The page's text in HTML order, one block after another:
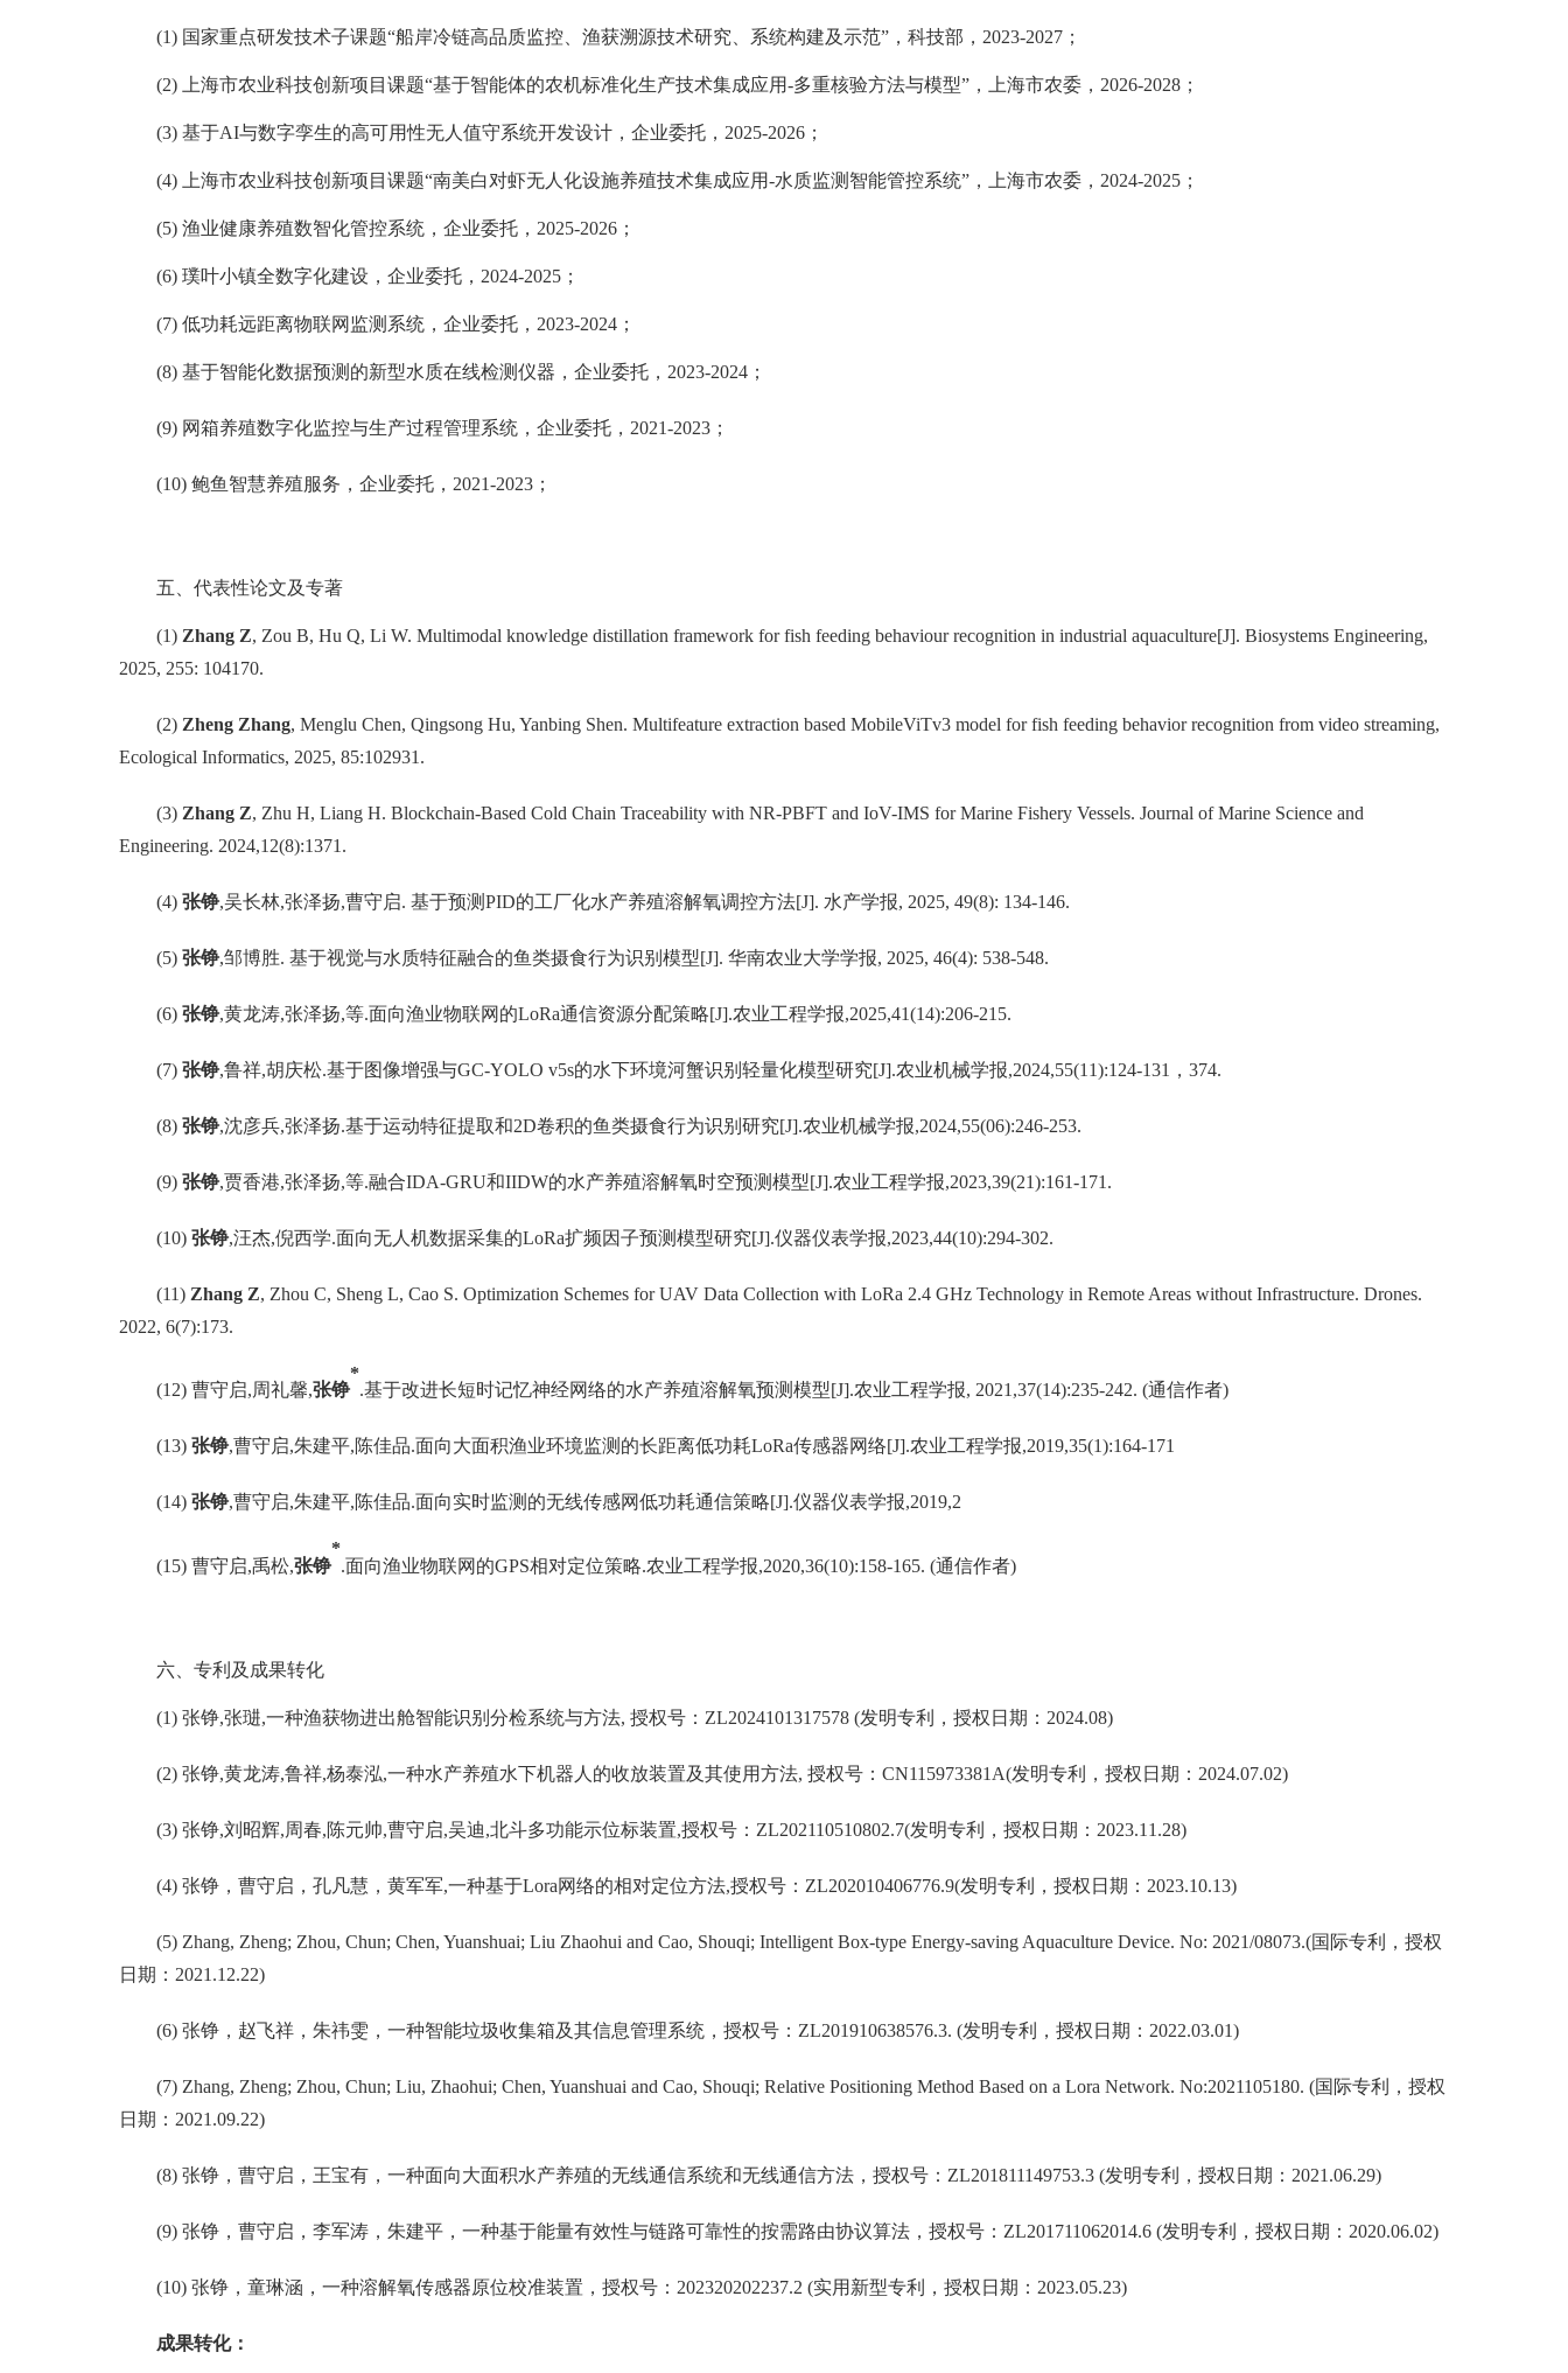
(1) 国家重点研发技术子课题“船岸冷链高品质监控、渔获溯源技术研究、系统构建及示范” ，科技部， 2023-2027 ；
(2) 上海市农业科技创新项目 课题“基于智能体的农机标准化生产技术集成应用-多重核验方法与模型” ，上海市农委， 2026-2028 ；
(3) 基于AI与数字孪生的高可用性无人值守系统开发设计，企业委托， 2025-2026 ；
(4) 上海市农业科技创新项目 课题“南美白对虾无人化设施养殖技术集成应用-水质监测智能管控系统” ，上海市农委， 2024-2025 ；
(5) 渔业健康养殖数智化管控系统， 企业委托， 2025-2026 ；
(6) 璞叶小镇全数字化建设 ， 企业委托， 2024-2025 ；
(7) 低功耗远距离物联网监测系统 ， 企业委托， 2023-2024 ；
(8) 基于智能化数据预测的新型水质在线检测仪器，企业委托， 2023-2024 ；
(9) 网箱养殖数字化监控与生产过程管理系统 ， 企业委托， 2021-2023 ；
(10) 鲍鱼智慧养殖服务，企业委托， 2021-2023 ；
五、代表性论文及专著
(1) Zhang Z, Zou B, Hu Q, Li W. Multimodal knowledge distillation framework for fish feeding behaviour recognition in industrial aquaculture[J]. Biosystems Engineering,
2025, 255: 104170.
(2) Zheng Zhang, Menglu Chen, Qingsong Hu, Yanbing Shen. Multifeature extraction based MobileViTv3 model for fish feeding behavior recognition from video streaming,
Ecological Informatics, 2025, 85:102931.
(3) Zhang Z, Zhu H, Liang H. Blockchain-Based Cold Chain Traceability with NR-PBFT and IoV-IMS for Marine Fishery Vessels. Journal of Marine Science and
Engineering. 2024,12(8):1371.
(4) 张铮,吴长林,张泽扬,曹守启. 基于预测PID的工厂化水产养殖溶解氧调控方法[J]. 水产学报, 2025, 49(8): 134-146.
(5) 张铮,邹博胜. 基于视觉与水质特征融合的鱼类摄食行为识别模型[J]. 华南农业大学学报, 2025, 46(4): 538-548.
(6) 张铮,黄龙涛,张泽扬,等.面向渔业物联网的LoRa通信资源分配策略[J].农业工程学报,2025,41(14):206-215.
(7) 张铮,鲁祥,胡庆松.基于图像增强与GC-YOLO v5s的水下环境河蟹识别轻量化模型研究[J].农业机械学报,2024,55(11):124-131 ， 374.
(8) 张铮,沈彦兵,张泽扬.基于运动特征提取和2D卷积的鱼类摄食行为识别研究[J].农业机械学报,2024,55(06):246-253.
(9) 张铮,贾香港,张泽扬,等.融合IDA-GRU和IIDW的水产养殖溶解氧时空预测模型[J].农业工程学报,2023,39(21):161-171.
(10) 张铮,汪杰,倪西学.面向无人机数据采集的LoRa扩频因子预测模型研究[J].仪器仪表学报,2023,44(10):294-302.
(11) Zhang Z, Zhou C, Sheng L, Cao S. Optimization Schemes for UAV Data Collection with LoRa 2.4 GHz Technology in Remote Areas without Infrastructure. Drones.
2022, 6(7):173.
(1 2) 曹守启,周礼馨,张铮
*
.基于改进长短时记忆神经网络的水产养殖溶解氧预测模型[J].农业工程学报, 2021,37(14):235-242. (通信作者)
(13) 张铮,曹守启,朱建平,陈佳品.面向大面积渔业环境监测的长距离低功耗LoRa传感器网络[J].农业工程学报,2019,35(1):164-171
(14) 张铮,曹守启,朱建平,陈佳品.面向实时监测的无线传感网低功耗通信策略[J].仪器仪表学报,2019,2
(15) 曹守启,禹松,张铮
*
.面向渔业物联网的GPS相对定位策略.农业工程学报,2020,36(10):158-165. (通信作者)
六、专利及成果转化
(1) 张铮,张琎,一种渔获物进出舱智能识别分检系统与方法, 授权号： ZL2024101317578 (发明专利，授权日期： 2024.08)
(2) 张铮,黄龙涛,鲁祥,杨泰泓,一种水产养殖水下机器人的收放装置及其使用方法, 授权号： CN115973381A(发明专利，授权日期： 2024.07.02)
(3) 张铮,刘昭辉,周春,陈元帅,曹守启,吴迪,北斗多功能示位标装置,授权号： ZL202110510802.7(发明专利，授权日期： 2023.11.28)
(4) 张铮，曹守启，孔凡慧，黄军军,一种基于Lora网络的相对定位方法,授权号： ZL202010406776.9(发明专利，授权日期： 2023.10.13)
(5) Zhang, Zheng; Zhou, Chun; Chen, Yuanshuai; Liu Zhaohui and Cao, Shouqi; Intelligent Box-type Energy-saving Aquaculture Device. No: 2021/08073.(国际专利，授权
日期： 2021.12.22)
(6) 张铮， 赵飞祥 ， 朱祎雯 ，一种智能垃圾收集箱及其信息管理系统，授权号： ZL201910638576.3. (发明专利， 授权日期： 2022.03.01)
(7) Zhang, Zheng; Zhou, Chun; Liu, Zhaohui; Chen, Yuanshuai and Cao, Shouqi; Relative Positioning Method Based on a Lora Network. No:2021105180. (国际专利，授权
日期： 2021.09.22)
(8) 张铮 ， 曹守启 ， 王宝有 ， 一种面向大面积水产养殖的无线通信系统和无线通信方法 ，授权号： ZL201811149753.3 (发明专利，授权日期： 2021.06.29)
(9) 张铮 ， 曹守启 ， 李军涛 ， 朱建平 ， 一种基于能量有效性与链路可靠性的按需路由协议算法 ，授权号： ZL201711062014.6 (发明专利， 授权日期： 2020.06.02)
(10) 张铮，童琳涵， 一种溶解氧传感器原位校准装置，授权号： 202320202237.2 (实用新型专利， 授权日期： 2023.05.23)
成果转化：